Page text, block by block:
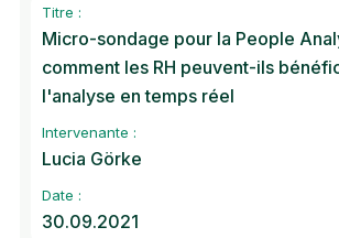
Titre :
Micro-sondage pour la People
comment les RH peuvent-ils
l'analyse en temps réel
Intervenante :
Lucia Görke
Date :
30.09.2021